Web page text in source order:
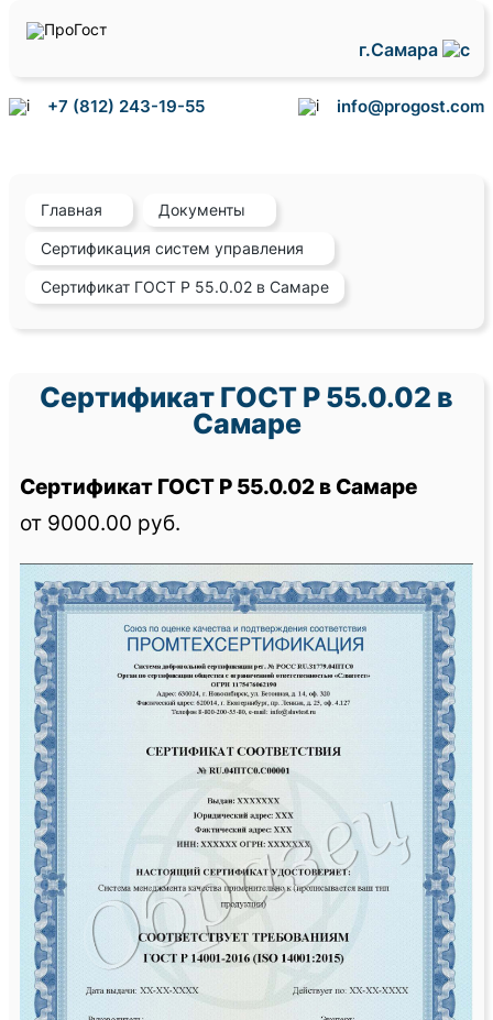
г.Самара
+7 (812) 243-19-55 info@progost.com
Главная Документы
Сертификация систем управления
Сертификат ГОСТ Р 55.0.02 в Самаре
Сертификат ГОСТ Р 55.0.02 в
Самаре
Сертификат ГОСТ Р 55.0.02 в Самаре
от 9000.00 руб.